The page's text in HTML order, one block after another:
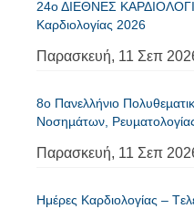
24ο ΔΙΕΘΝΕΣ
Καρδιολογίας 2026
Παρασκευή, 11 Σεπ
8ο Πανελλήνιο
Νοσηµάτων,
Παρασκευή, 11 Σεπ
Ημέρες Καρδιολογίας –